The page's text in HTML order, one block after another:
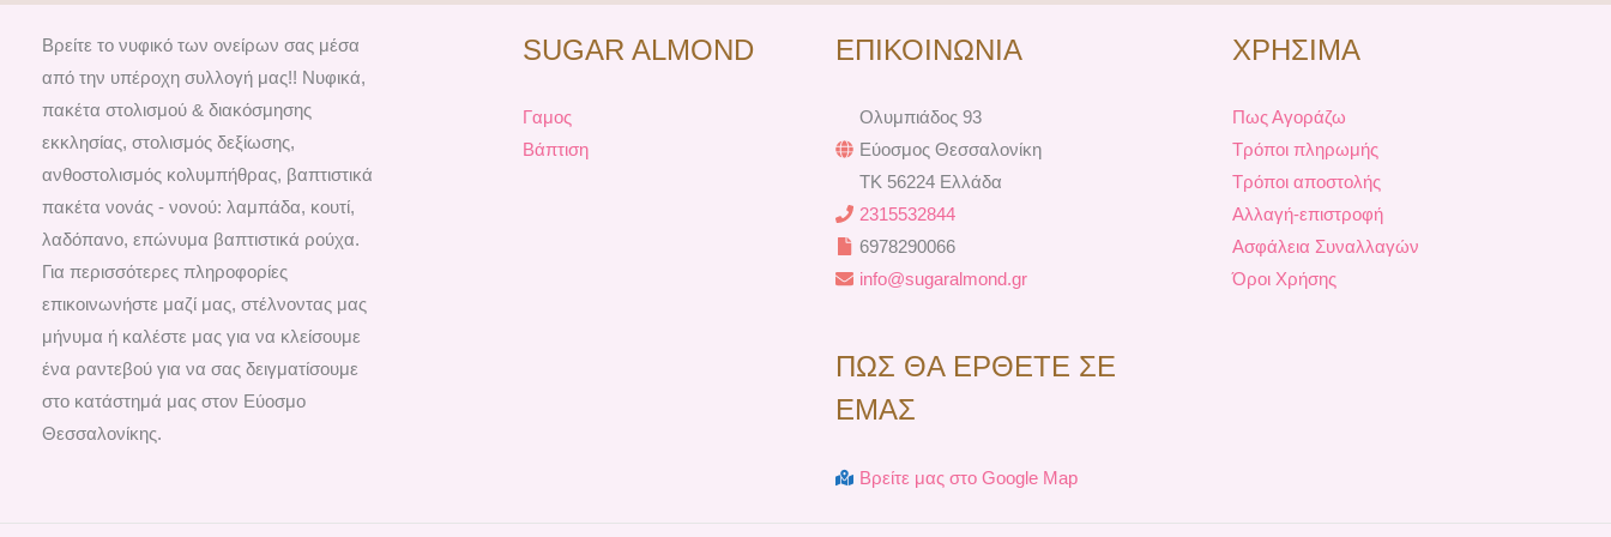
o
r
g
a
m
b
Βρείτε το νυφικό των ονείρων σας μέσα
από την υπέροχη συλλογή μας!! Νυφικά,
πακέτα στολισμού & διακόσμησης
εκκλησίας, στολισμός δεξίωσης,
ανθοστολισμός κολυμπήθρας, βαπτιστικά
πακέτα νονάς - νονού: λαμπάδα, κουτί,
λαδόπανο, επώνυμα βαπτιστικά ρούχα.
Για περισσότερες πληροφορίες
επικοινωνήστε μαζί μας, στέλνοντας μας
μήνυμα ή καλέστε μας για να κλείσουμε
ένα ραντεβού για να σας δειγματίσουμε
στο κατάστημά μας στον Εύοσμο
Θεσσαλονίκης.
SUGAR ALMOND
Γαμος
Βάπτιση
ΕΠΙΚΟΙΝΩΝΙΑ
Ολυμπιάδος 93
Εύοσμος Θεσσαλονίκη
TK 56224 Ελλάδα
2315532844
6978290066
info@sugaralmond.gr
ΠΩΣ ΘΑ ΕΡΘΕΤΕ ΣΕ
ΕΜΑΣ
Βρείτε μας στο Google Map
ΧΡΗΣΙΜΑ
Πως Αγοράζω
Τρόποι πληρωμής
Τρόποι αποστολής
Αλλαγή-επιστροφή
Ασφάλεια Συναλλαγών
Όροι Χρήσης